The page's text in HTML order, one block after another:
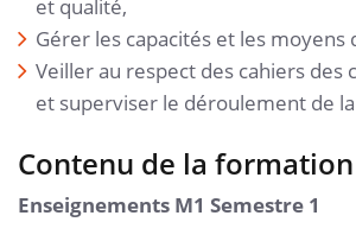
et qualité,
Gérer les capacités et les moyens
Veiller au respect des cahiers des
et superviser le déroulement de
Contenu de la formation
Enseignements M1 Semestre 1